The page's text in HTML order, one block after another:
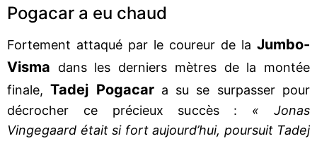
Pogacar a eu chaud
Fortement attaqué par le coureur de la Jumbo-
Visma dans les derniers mètres de la montée
finale,Tadej Pogacara su se surpasser pour
décrocher ce précieux succès : « Jonas
Vingegaard était si fort aujourd’hui, poursuit Tadej